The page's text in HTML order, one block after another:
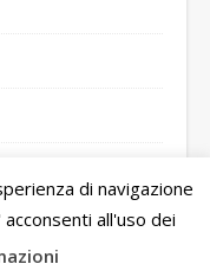
.
di navigazione
all'uso dei